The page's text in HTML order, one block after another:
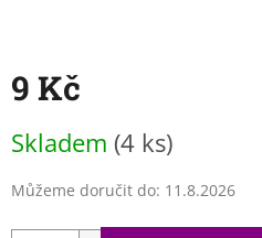
9 Kč
cena:
Skladem (4 ks)
Můžeme doručit do: 11.8.2026